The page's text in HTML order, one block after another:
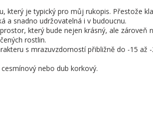
který je typický pro můj rukopis. Přestože
a snadno udržovatelná i v budoucnu.
který bude nejen krásný, ale zároveň
rostlin.
s mrazuvzdorností přibližně do -15 až -
nebo dub korkový.